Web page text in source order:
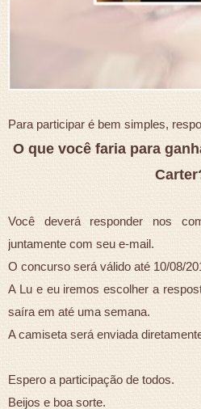
Para participar é bem simples,
O que você faria para
Você deverá responder nos
juntamente com seu e-mail.
O concurso será válido até 10/08/
A Lu e eu iremos escolher a
saíra em até uma semana.
A camiseta será enviada
Espero a participação de todos.
Beijos e boa sorte.